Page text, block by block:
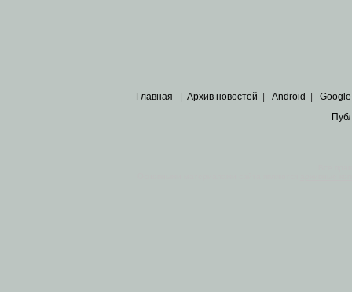
Главная Архив новостей Android Google